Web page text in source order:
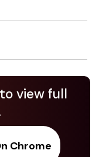
view full
Chrome